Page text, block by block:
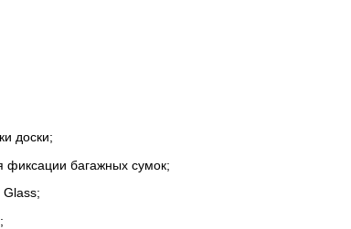
доски;
фиксации багажных сумок;